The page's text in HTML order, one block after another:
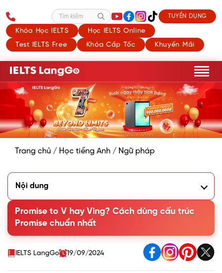
Khóa Học IELTS
Học IELTS Online
Test IELTS Free
Khóa Cấp Tốc Khuyến Mãi
Tìm kiếm TUYỂN DỤNG
Trang chủ / Học tiếng Anh / Ngữ pháp
Nội dung
2. Cấu trúc Promise + N
3. Cấu trúc Promise + mệnh đề
4. Mở rộng về cấu trúc Promise
5. Các cấu trúc đồng nghĩa với Promise to V
6. Bài tập vận dụng cấu trúc Promise có đáp án
Promise to V hay Ving? Cách dùng cấu trúc
Promise chuẩn nhất
IELTS LangGo 19/09/2024